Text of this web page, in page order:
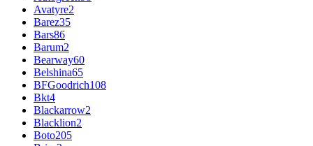
Avatyre2
Barez35
Bars86
Barum2
Bearway60
Belshina65
BFGoodrich108
Bkt4
Blackarrow2
Blacklion2
Boto205